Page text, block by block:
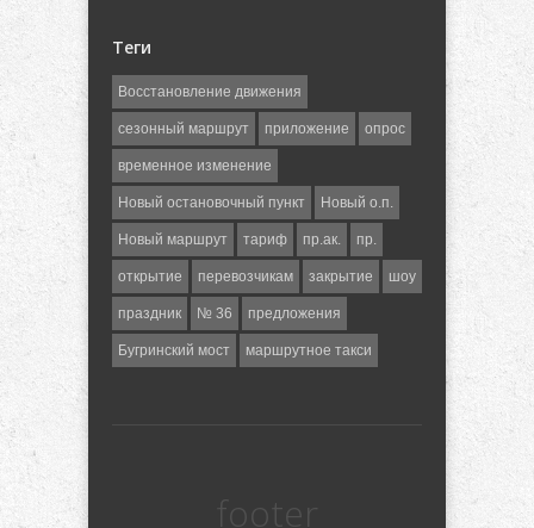
Теги
Восстановление движения
сезонный маршрут приложение опрос
временное изменение
Новый остановочный пункт Новый о.п.
Новый маршрут тариф пр.ак. пр.
открытие перевозчикам закрытие шоу
праздник № 36 предложения
Бугринский мост маршрутное такси
footer